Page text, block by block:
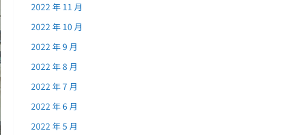
2022 年 11 月
2022 年 10 月
2022 年 9 月
2022 年 8 月
2022 年 7 月
2022 年 6 月
2022 年 5 月